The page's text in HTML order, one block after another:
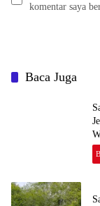
komentar saya
Baca Juga